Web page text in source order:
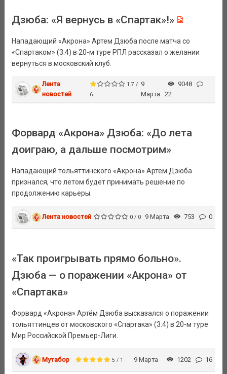
Дзюба: «Я вернусь в «Спартак»!»
Нападающий «Акрона» Артем Дзюба после матча со
«Спартаком» (3:4) в 20-м туре РПЛ рассказал о желании
вернуться в московский клуб.
Лента
новостей
1.7 /
6
9
Марта
9048
22
Форвард «Акрона» Дзюба: «До лета
доиграю, а дальше посмотрим»
Нападающий тольяттинского «Акрона» Артем Дзюба
признался, что летом будет принимать решение по
продолжению карьеры.
Лента новостей 0 / 0 9 Марта 753 0
«Так проигрывать прямо больно».
Дзюба — о поражении «Акрона» от
«Спартака»
Форвард «Акрона» Артём Дзюба высказался о поражении
тольяттинцев от московского «Спартака» (3:4) в 20-м туре
Мир Российской Премьер-Лиги.
Мутабор 5 / 1 9 Марта 1202 16